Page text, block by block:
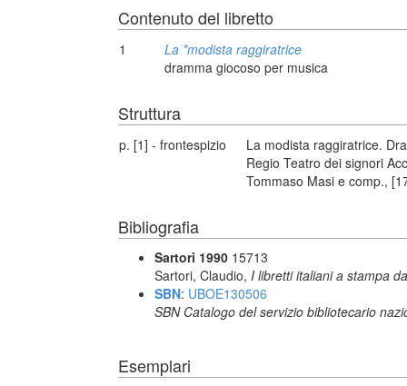
Contenuto del libretto
1
La *modista raggiratrice
dramma giocoso per musica
Struttura
p. [1] - frontespizio
La modista raggiratrice.
Regio Teatro dei signori
Tommaso Masi e comp.,
Bibliografia
Sartori 1990 15713
Sartori, Claudio, I libretti italiani a stampa
SBN: UBOE130506
SBN Catalogo del servizio bibliotecario
Esemplari